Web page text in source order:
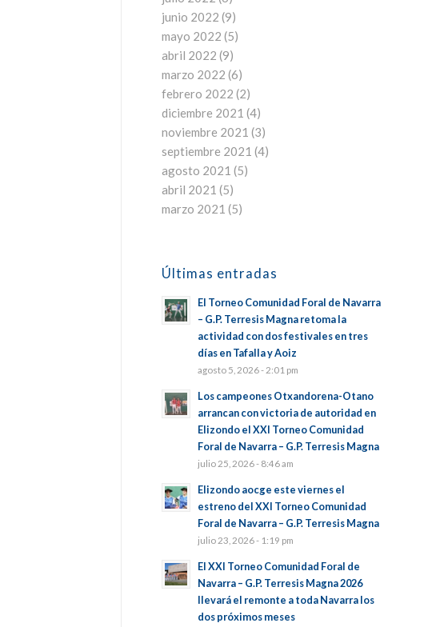
junio 2022 (9)
mayo 2022 (5)
abril 2022 (9)
marzo 2022 (6)
febrero 2022 (2)
diciembre 2021 (4)
noviembre 2021 (3)
septiembre 2021 (4)
agosto 2021 (5)
abril 2021 (5)
marzo 2021 (5)
Últimas entradas
El Torneo Comunidad Foral de Navarra
– G.P. Terresis Magna retoma la
actividad con dos festivales en tres
días en Tafalla y Aoiz
agosto 5, 2026 - 2:01 pm
Los campeones Otxandorena-Otano
arrancan con victoria de autoridad en
Elizondo el XXI Torneo Comunidad
Foral de Navarra – G.P. Terresis Magna
julio 25, 2026 - 8:46 am
Elizondo aocge este viernes el
estreno del XXI Torneo Comunidad
Foral de Navarra – G.P. Terresis Magna
julio 23, 2026 - 1:19 pm
El XXI Torneo Comunidad Foral de
Navarra – G.P. Terresis Magna 2026
llevará el remonte a toda Navarra los
dos próximos meses